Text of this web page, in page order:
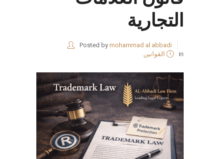
التجارية
Posted by mohammad al abbadi
in
القوانين